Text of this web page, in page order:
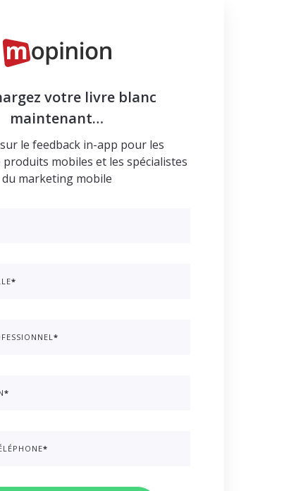
votre livre blanc
maintenant…
le feedback in-app pour les
mobiles et les spécialistes
du marketing mobile
*
*
*
*